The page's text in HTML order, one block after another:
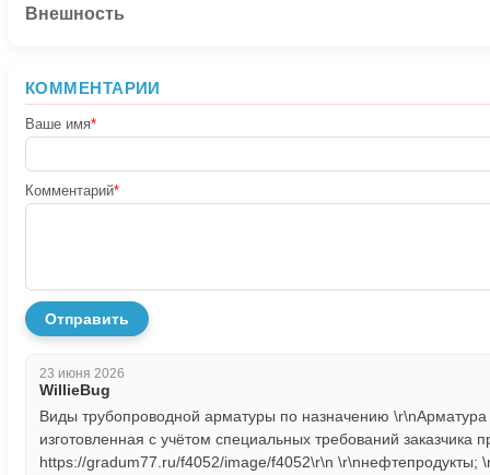
Внешность
КОММЕНТАРИИ
Ваше имя*
Комментарий*
Отправить
23 июня 2026
WillieBug
Виды трубопроводной арматуры по назначению
изготовленная с учётом специальных требований заказчика
https://gradum77.ru/f4052/image/f4052\r\n \r\nнефтепродукты;